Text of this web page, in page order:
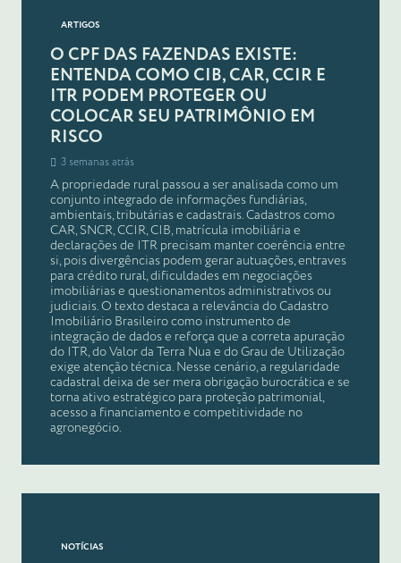
ARTIGOS
O CPF DAS FAZENDAS EXISTE:
ENTENDA COMO CIB, CAR, CCIR E
ITR PODEM PROTEGER OU
COLOCAR SEU PATRIMÔNIO EM
RISCO
3 semanas atrás
A propriedade rural passou a ser analisada como um
conjunto integrado de informações fundiárias,
ambientais, tributárias e cadastrais. Cadastros como
CAR, SNCR, CCIR, CIB, matrícula imobiliária e
declarações de ITR precisam manter coerência entre
si, pois divergências podem gerar autuações, entraves
para crédito rural, dificuldades em negociações
imobiliárias e questionamentos administrativos ou
judiciais. O texto destaca a relevância do Cadastro
Imobiliário Brasileiro como instrumento de
integração de dados e reforça que a correta apuração
do ITR, do Valor da Terra Nua e do Grau de Utilização
exige atenção técnica. Nesse cenário, a regularidade
cadastral deixa de ser mera obrigação burocrática e se
torna ativo estratégico para proteção patrimonial,
acesso a financiamento e competitividade no
agronegócio.
NOTÍCIAS